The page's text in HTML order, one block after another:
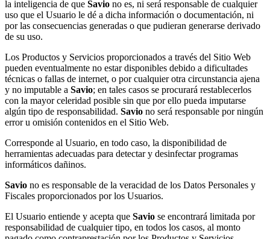
la inteligencia de que Savio no es, ni será responsable de cualquier
uso que el Usuario le dé a dicha información o documentación, ni
por las consecuencias generadas o que pudieran generarse derivado
de su uso.
Los Productos y Servicios proporcionados a través del Sitio Web
pueden eventualmente no estar disponibles debido a dificultades
técnicas o fallas de internet, o por cualquier otra circunstancia ajena
y no imputable a Savio; en tales casos se procurará restablecerlos
con la mayor celeridad posible sin que por ello pueda imputarse
algún tipo de responsabilidad. Savio no será responsable por ningún
error u omisión contenidos en el Sitio Web.
Corresponde al Usuario, en todo caso, la disponibilidad de
herramientas adecuadas para detectar y desinfectar programas
informáticos dañinos.
Savio no es responsable de la veracidad de los Datos Personales y
Fiscales proporcionados por los Usuarios.
El Usuario entiende y acepta que Savio se encontrará limitada por
responsabilidad de cualquier tipo, en todos los casos, al monto